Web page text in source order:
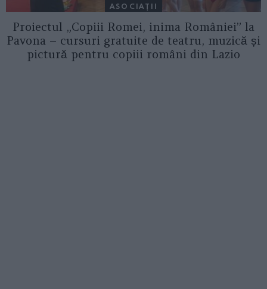
ASOCIAŢII
Proiectul „Copiii Romei, inima României” la
Pavona – cursuri gratuite de teatru, muzică și
pictură pentru copiii români din Lazio